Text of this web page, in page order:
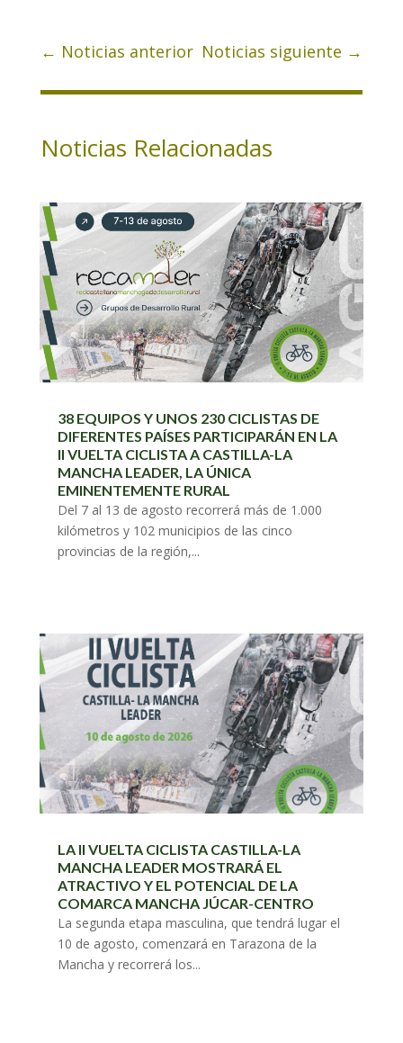
← Noticias anterior Noticias siguiente →
Noticias Relacionadas
38 EQUIPOS Y UNOS 230 CICLISTAS DE
DIFERENTES PAÍSES PARTICIPARÁN EN LA
II VUELTA CICLISTA A CASTILLA-LA
MANCHA LEADER, LA ÚNICA
EMINENTEMENTE RURAL
Del 7 al 13 de agosto recorrerá más de 1.000
kilómetros y 102 municipios de las cinco
provincias de la región,...
LA II VUELTA CICLISTA CASTILLA-LA
MANCHA LEADER MOSTRARÁ EL
ATRACTIVO Y EL POTENCIAL DE LA
COMARCA MANCHA JÚCAR-CENTRO
La segunda etapa masculina, que tendrá lugar el
10 de agosto, comenzará en Tarazona de la
Mancha y recorrerá los...